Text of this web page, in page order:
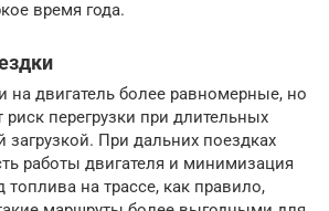
время года.
на двигатель более равномерные, но
риск перегрузки при длительных
загрузкой. При дальних поездках
работы двигателя и минимизация
топлива на трассе, как правило,